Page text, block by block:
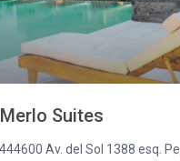
Suites
Av. del Sol 1388 esq.